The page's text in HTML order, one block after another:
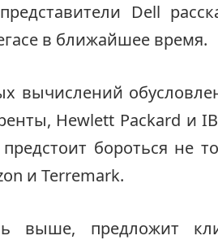
Dell
в ближайшее время.
вычислений
Hewlett Packard и
бороться не
и Terremark.
выше, предложит